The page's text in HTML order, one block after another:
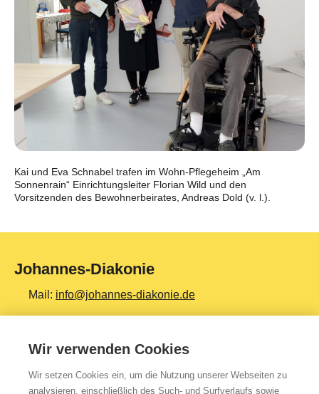
Kai und Eva Schnabel trafen im Wohn-Pflegeheim „Am
Sonnenrain“ Einrichtungsleiter Florian Wild und den
Vorsitzenden des Bewohnerbeirates, Andreas Dold (v. l.).
Johannes-Diakonie
Mail: info@johannes-diakonie.de
Tel:06261 - 88-0
Top Themen
Wir verwenden Cookies
Wir setzen Cookies ein, um die Nutzung unserer Webseiten zu
analysieren, einschließlich des Such- und Surfverlaufs sowie